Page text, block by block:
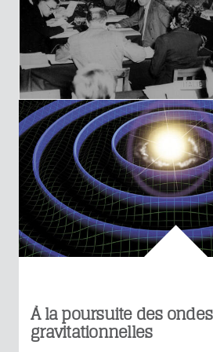
À la poursuite des ondes
gravitationnelles